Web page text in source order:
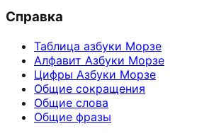
Справка
Таблица азбуки Морзе
Алфавит Азбуки Морзе
Цифры Азбуки Морзе
Общие сокращения
Общие слова
Общие фразы